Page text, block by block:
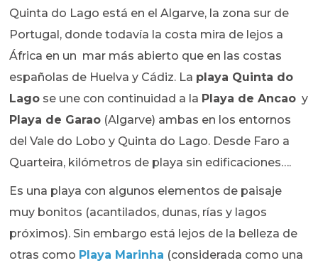
Quinta do Lago está en el Algarve, la zona sur de
Portugal, donde todavía la costa mira de lejos a
África en un mar más abierto que en las costas
españolas de Huelva y Cádiz. La playa Quinta do
Lago se une con continuidad a la Playa de Ancao y
Playa de Garao (Algarve) ambas en los entornos
del Vale do Lobo y Quinta do Lago. Desde Faro a
Quarteira, kilómetros de playa sin edificaciones….
Es una playa con algunos elementos de paisaje
muy bonitos (acantilados, dunas, rías y lagos
próximos). Sin embargo está lejos de la belleza de
otras como Playa Marinha (considerada como una